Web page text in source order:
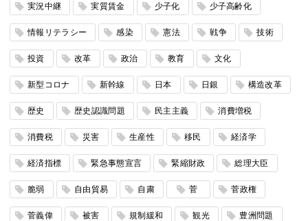
実況中継 実質賃金 少子化 少子高齢化
情報リテラシー 感染 憲法 戦争 技術
投資 改革 政治 教育 文化
新型コロナ 新幹線 日本 日銀 構造改革
歴史 歴史認識問題 民主主義 消費増税
消費税 災害 生産性 移民 経済学
経済指標 緊急事態宣言 緊縮財政 総理大臣
脆弱 自由貿易 自粛 菅 菅政権
菅義偉 被害 規制緩和 観光 豊洲問題